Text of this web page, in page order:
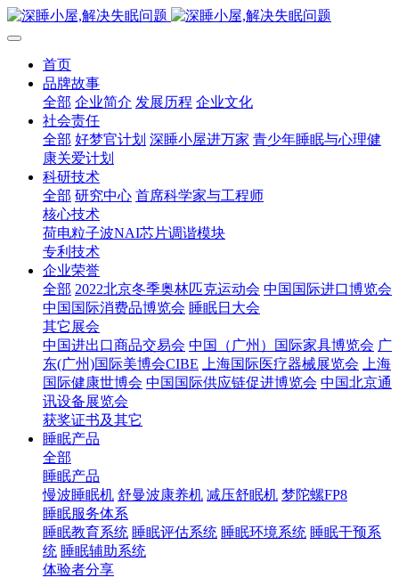
首页
品牌故事
全部 企业简介 发展历程 企业文化
社会责任
全部 好梦官计划 深睡小屋进万家 青少年睡眠与心理健
康关爱计划
科研技术
全部 研究中心 首席科学家与工程师
核心技术
荷电粒子波NAI芯片调谐模块
专利技术
企业荣誉
全部 2022北京冬季奥林匹克运动会 中国国际进口博览会
中国国际消费品博览会 睡眠日大会
其它展会
中国进出口商品交易会 中国（广州）国际家具博览会 广
东(广州)国际美博会CIBE
上海国际医疗器械展览会
上海
国际健康世博会 中国国际供应链促进博览会 中国北京通
讯设备展览会
获奖证书及其它
睡眠产品
全部
睡眠产品
慢波睡眠机 舒曼波康养机 减压舒眠机 梦陀螺FP8
睡眠服务体系
睡眠教育系统 睡眠评估系统 睡眠环境系统 睡眠干预系
统 睡眠辅助系统
体验者分享